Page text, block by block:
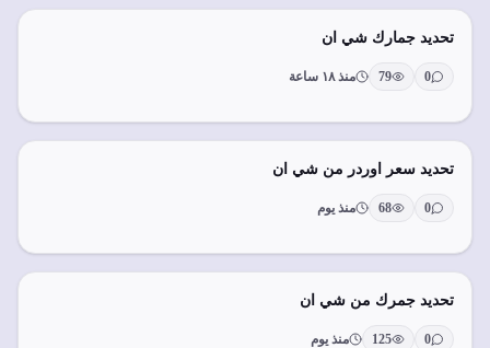
تحديد جمارك شي ان
0
79 منذ ١٨ ساعة
تحديد سعر اوردر من شي ان
0
68 منذ يوم
تحديد جمرك من شي ان
0
125 منذ يوم